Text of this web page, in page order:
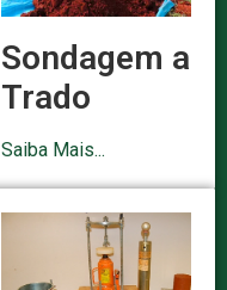
Sondagem a
Trado
Saiba Mais...